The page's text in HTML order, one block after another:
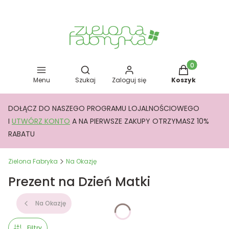
Menu
Otwórz wyszukiwarkę
Szukaj Zaloguj się
Produkty w
Koszyk
DOŁĄCZ DO NASZEGO PROGRAMU LOJALNOŚCIOWEGO
I UTWÓRZ KONTO A NA PIERWSZE ZAKUPY OTRZYMASZ 10%
RABATU
Zielona Fabryka Na Okazję
Prezent na Dzień Matki
Na Okazję